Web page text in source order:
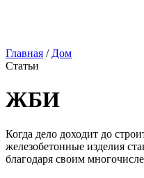
Главная / Дом
Статьи
ЖБИ
Когда дело доходит до
железобетонные изделия
благодаря своим